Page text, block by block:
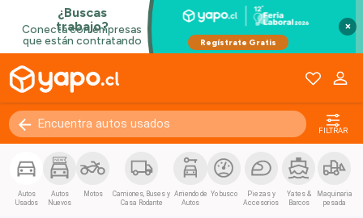
×
FILTRAR
Autos
Usados
Autos
Nuevos
Motos
Camiones, Buses y
Casa Rodante
Arriendo de
Autos
Yo busco
Piezas y
Accesorios
Yates &
Barcos
Maquinaria
pesada